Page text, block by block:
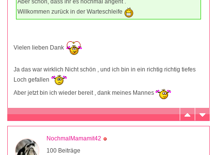
Aber schön, dass ihr es nochmal angeht .
Willkommen zurück in der Warteschleife
Vielen lieben Dank
Ja das war wirklich Nicht schön , und ich bin in ein richtig richtig tiefes
Loch gefallen
Aber jetzt bin ich wieder bereit , dank meines Mannes
NochmalMamamit42
100 Beiträge